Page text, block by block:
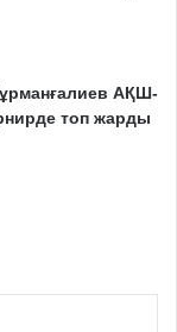
АҚШ-
топ жарды